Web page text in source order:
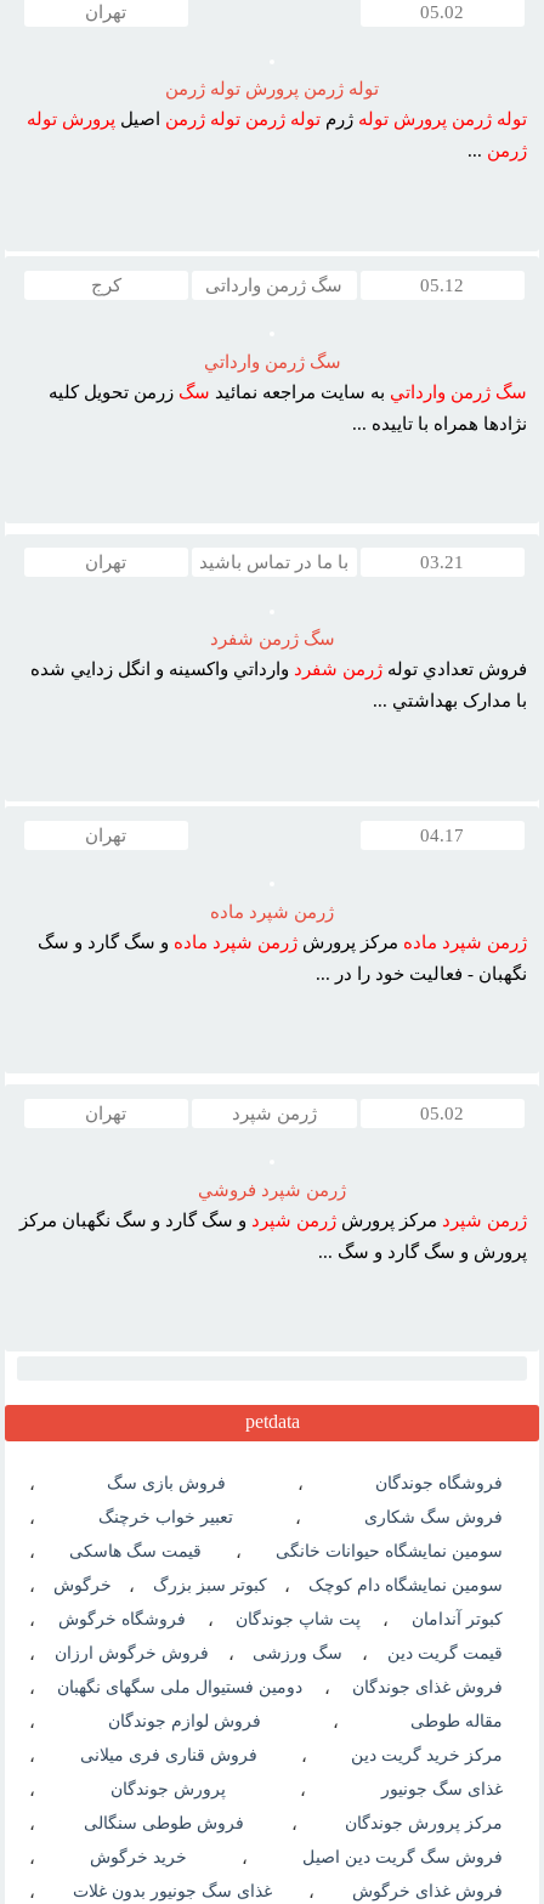
05.02 تهران
توله ژرمن پرورش توله ژرمن
توله ژرمن پرورش توله ژرمتوله ژرمن توله ژرمن اصيل پرورش توله
ژرمن ...
05.12 سگ ژرمن وارداتی کرج
سگ ژرمن وارداتي
سگ ژرمن وارداتي به سايت مراجعه نمائيد سگ زرمن تحويل کليه
نژادها همراه با تاييده ...
03.21 با ما در تماس باشید تهران
سگ ژرمن شفرد
فروش تعدادي تولهژرمن شفرد وارداتي واکسينه و انگل زدايي شده
با مدارک بهداشتي ...
04.17 تهران
ژرمن شپرد ماده
ژرمن شپرد ماده مرکز پرورشژرمن شپرد ماده و سگ گارد و سگ
نگهبان - فعاليت خود را در ...
05.02 ژرمن شپرد تهران
ژرمن شپرد فروشي
ژرمن شپرد مرکز پرورشژرمن شپرد و سگ گارد و سگ نگهبان مرکز
پرورش و سگ گارد و سگ ...
petdata
فروشگاه جوندگان ، فروش بازی سگ ،
فروش سگ شکاری ، تعبیر خواب خرچنگ ،
سومین نمایشگاه حیوانات خانگی ، قیمت سگ هاسکی ،
سومین نمایشگاه دام کوچک ، کبوتر سبز بزرگ ، خرگوش ،
کبوتر آندامان ، پت شاپ جوندگان ، فروشگاه خرگوش ،
قیمت گریت دین ، سگ ورزشی ، فروش خرگوش ارزان ،
فروش غذای جوندگان ، دومین فستیوال ملی سگهای نگهبان ،
مقاله طوطی ، فروش لوازم جوندگان ،
مرکز خرید گریت دین ، فروش قناری فری میلانی ،
غذای سگ جونیور ، پرورش جوندگان ،
مرکز پرورش جوندگان ، فروش طوطی سنگالی ،
فروش سگ گریت دین اصیل ، خرید خرگوش ،
فروش غذای خرگوش ، غذای سگ جونیور بدون غلات ،